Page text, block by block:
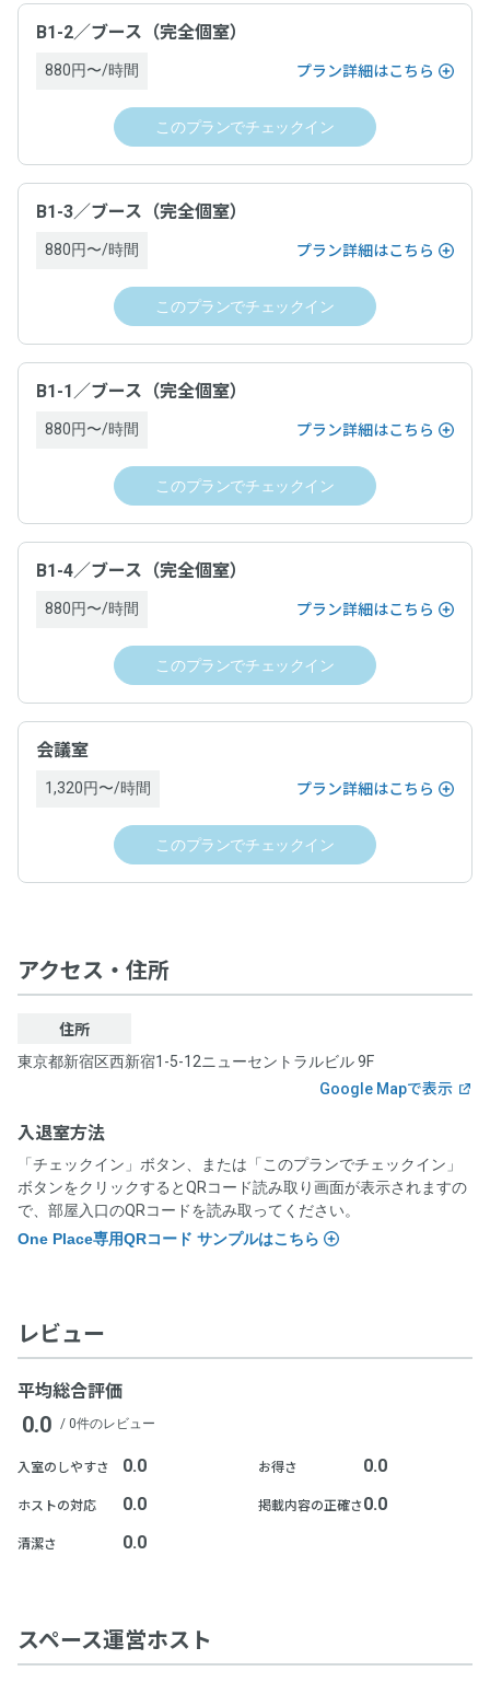
B1-2／ブース（完全個室）
880円〜/時間 プラン詳細はこちら
このプランでチェックイン
B1-3／ブース（完全個室）
880円〜/時間 プラン詳細はこちら
このプランでチェックイン
B1-1／ブース（完全個室）
880円〜/時間 プラン詳細はこちら
このプランでチェックイン
B1-4／ブース（完全個室）
880円〜/時間 プラン詳細はこちら
このプランでチェックイン
会議室
1,320円〜/時間 プラン詳細はこちら
このプランでチェックイン
アクセス・住所
住所
東京都新宿区西新宿1-5-12ニューセントラルビル 9F
Google Mapで表示
入退室方法
「チェックイン」ボタン、または「このプランでチェックイン」
ボタンをクリックするとQRコード読み取り画面が表示されますの
で、部屋入口のQRコードを読み取ってください。
One Place専用QRコード サンプルはこちら
い。
レビュー
平均総合評価
0.0 / 0件のレビュー
入室のしやすさ 0.0
ホストの対応 0.0
清潔さ 0.0
お得さ 0.0
掲載内容の正確さ 0.0
スペース運営ホスト
スペース予約の決済に利用できるポイントを、利用額の5%
分進呈。
※1ポイント=1円、1ポイントから利用可能。
・本プログラム特典は、弊社規定により特典付与対象外とす
る場合がございます。あらかじめご了承ください。
・本プログラムは弊社の都合により予告なく終了・変更する
・付与される特典の利用有効期限は、マイページ内「ポイン
ト履歴」に記載の日付をご確認ください。
一覧を表示
ドロップイン料金以外の必要料金
ドロップインの当日にワークスペース内で有償オプション利用があ
る場合、当日運営ホストへ支払い
チェックインの手続きが完了した時
支払方法
Express、Diners Club、Discover）
キャンセルについて
・チェックインの手続きが完了し、運営ホストとの間でドロ
ップイン契約が成立した場合は、原則としてキャンセルでき
ません。ドロップインを終了するためには、チェックアウト
の手続きを完了し、ドロップイン料金をお支払いいただく必
要があります。詳細は、ドロップインサービス利用ゲスト規
運営責任者名
「空箱byGMO」にお問い合わせ次第、遅延なく提供します。
住所
「空箱byGMO」にお問い合わせ次第、遅延なく提供します。
契約条件
ドロップイン利用ゲスト規約、各運営ホストの利用規約
お問い合わせフォームよりお願いします。
る場合、当日運営ホストへ支払い
チェックインの手続きが完了した時
支払方法
Express, Diners）
支払時期
キャンセルについて
・チェックインの撤回はできません。
ップイン契約が成立した場合は、原則としてキャンセルでき
の手続きを完了し、ドロップイン料金をお支払いいただく必
約及びワークスペース約款をご覧ください。
運営責任者名
「空箱byGMO」にお問い合わせ次第、遅延なく提供します。
電話番号
住所
「空箱byGMO」にお問い合わせ次第、遅延なく提供します。
ドロップイン利用ゲスト規約
お問い合わせ